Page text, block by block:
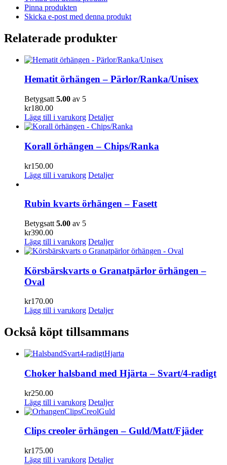
Pinna produkten
Skicka e-post med denna produkt
Relaterade produkter
Hematit örhängen – Pärlor/Ranka/Unisex
Betygsatt 5.00 av 5
kr180.00
Lägg till i varukorg Detaljer
Korall örhängen – Chips/Ranka
kr150.00
Lägg till i varukorg Detaljer
Rubin kvarts örhängen – Fasett
Betygsatt 5.00 av 5
kr390.00
Lägg till i varukorg Detaljer
Körsbärskvarts o Granatpärlor örhängen –
Oval
kr170.00
Lägg till i varukorg Detaljer
Också köpt tillsammans
Choker halsband med Hjärta – Svart/4-radigt
kr250.00
Lägg till i varukorg Detaljer
Clips creoler örhängen – Guld/Matt/Fjäder
kr175.00
Lägg till i varukorg Detaljer